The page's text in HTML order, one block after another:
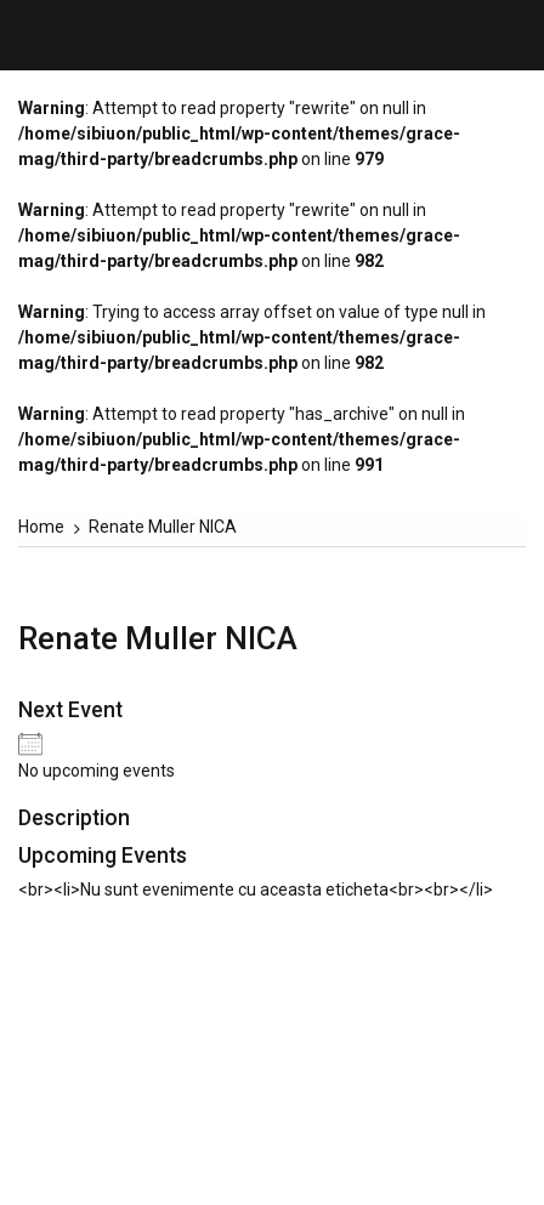
Warning: Attempt to read property "rewrite" on null in
/home/sibiuon/public_html/wp-content/themes/grace-
mag/third-party/breadcrumbs.phpon line 979
Warning: Attempt to read property "rewrite" on null in
/home/sibiuon/public_html/wp-content/themes/grace-
mag/third-party/breadcrumbs.phpon line 982
Warning: Trying to access array offset on value of type null in
/home/sibiuon/public_html/wp-content/themes/grace-
mag/third-party/breadcrumbs.phpon line 982
Warning: Attempt to read property "has_archive" on null in
/home/sibiuon/public_html/wp-content/themes/grace-
mag/third-party/breadcrumbs.phpon line 991
Home Renate Muller NICA
Renate Muller NICA
Next Event
No upcoming events
Description
Upcoming Events
<br><li>Nu sunt evenimente cu aceasta eticheta<br><br></li>